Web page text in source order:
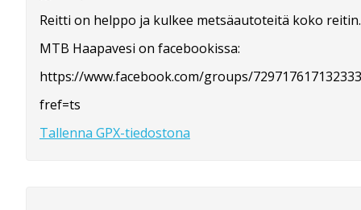
Reitti on helppo ja kulkee metsäautoteitä koko reitin.
MTB Haapavesi on facebookissa:
https://www.facebook.com/groups/
fref=ts
Tallenna GPX-tiedostona